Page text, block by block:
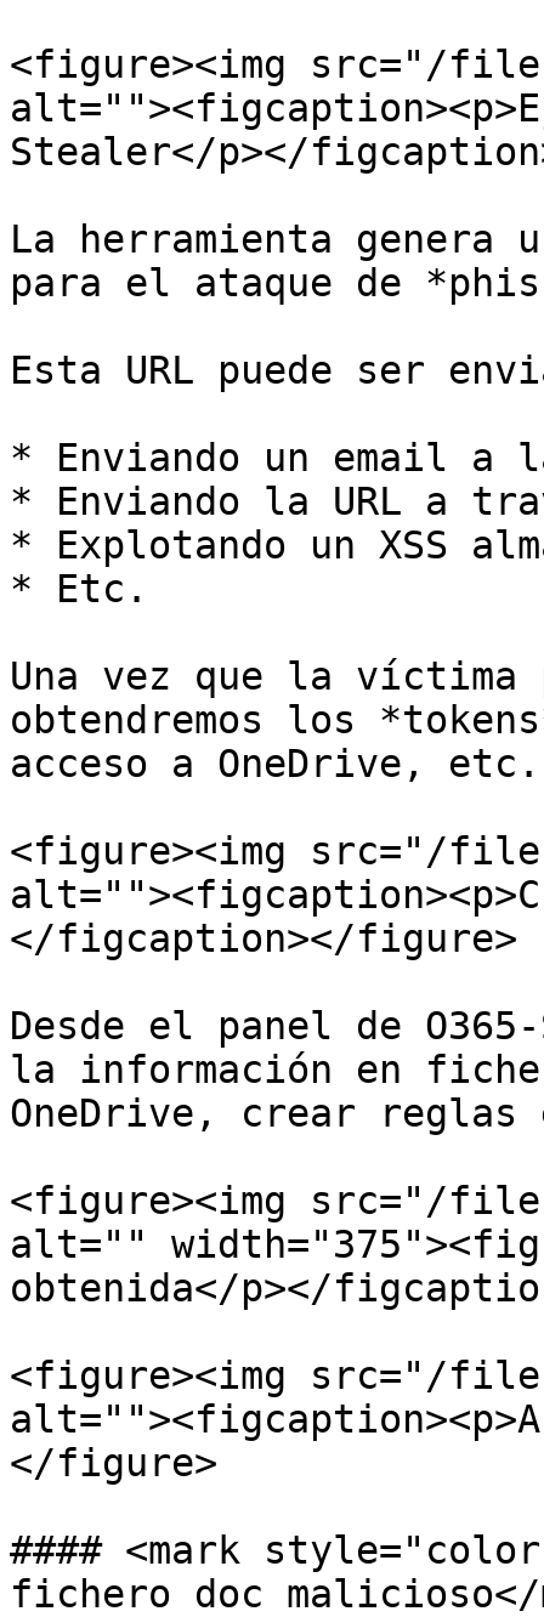
<figure><img src="/files/
Stealer</p></
La herramienta genera
para el ataque de
Esta URL puede ser
* Enviando un email a
* Enviando la URL a
* Explotando un XSS
* Etc.
Una vez que la
obtendremos los
acceso a OneDrive, etc.
<figure><img src="/files/
</figcaption></figure>
Desde el panel de
la información en
OneDrive, crear
<figure><img src="/files/
alt=""
obtenida</p></
<figure><img src="/files/
</figure>
#### <mark
fichero doc malicioso</